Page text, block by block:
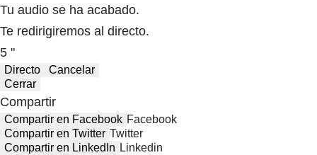
Tu audio se ha acabado.
Te redirigiremos al directo.
5 "
Directo
Cancelar
Cerrar
Compartir
Compartir en Facebook Facebook
Compartir en Twitter Twitter
Compartir en LinkedIn Linkedin